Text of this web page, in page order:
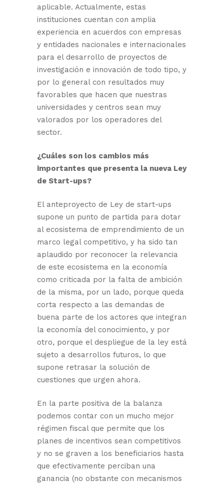
aplicable. Actualmente, estas
instituciones cuentan con amplia
experiencia en acuerdos con empresas
y entidades nacionales e internacionales
para el desarrollo de proyectos de
investigación e innovación de todo tipo, y
por lo general con resultados muy
favorables que hacen que nuestras
universidades y centros sean muy
valorados por los operadores del
sector.
¿Cuáles son los cambios más
importantes que presenta la nueva Ley
de Start-ups?
El anteproyecto de Ley de start-ups
supone un punto de partida para dotar
al ecosistema de emprendimiento de un
marco legal competitivo, y ha sido tan
aplaudido por reconocer la relevancia
de este ecosistema en la economía
como criticada por la falta de ambición
de la misma, por un lado, porque queda
corta respecto a las demandas de
buena parte de los actores que integran
la economía del conocimiento, y por
otro, porque el despliegue de la ley está
sujeto a desarrollos futuros, lo que
supone retrasar la solución de
cuestiones que urgen ahora.
En la parte positiva de la balanza
podemos contar con un mucho mejor
régimen fiscal que permite que los
planes de incentivos sean competitivos
y no se graven a los beneficiarios hasta
que efectivamente perciban una
ganancia (no obstante con mecanismos